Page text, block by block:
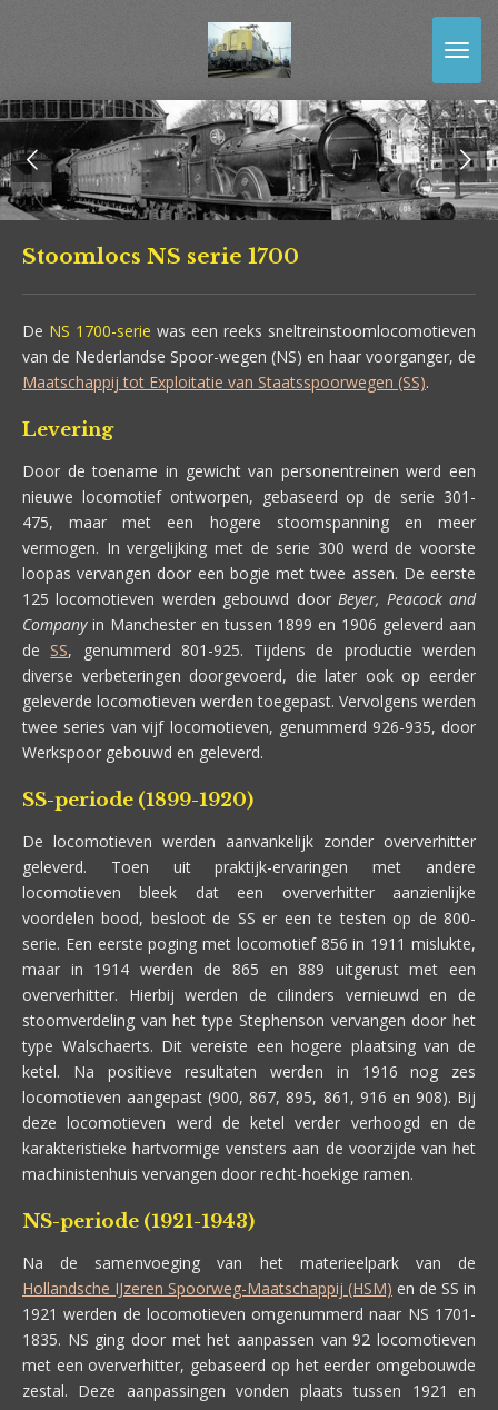
de
hoofdinhoud
Stoomlocs NS serie 1700
De NS 1700-serie was een reeks sneltreinstoomlocomotieven
van de Nederlandse Spoor-wegen (NS) en haar voorganger, de
Maatschappij tot Exploitatie van Staatsspoorwegen (SS).
Levering
Door de toename in gewicht van personentreinen werd een
nieuwe locomotief ontworpen, gebaseerd op de serie 301-
475, maar met een hogere stoomspanning en meer
vermogen. In vergelijking met de serie 300 werd de voorste
loopas vervangen door een bogie met twee assen. De eerste
125 locomotieven werden gebouwd doorBeyer, Peacock and
Companyin Manchester en tussen 1899 en 1906 geleverd aan
de SS, genummerd 801-925. Tijdens de productie werden
diverse verbeteringen doorgevoerd, die later ook op eerder
geleverde locomotieven werden toegepast. Vervolgens werden
twee series van vijf locomotieven, genummerd 926-935, door
Werkspoor gebouwd en geleverd.
SS-periode (1899-1920)
De locomotieven werden aanvankelijk zonder oververhitter
geleverd. Toen uit praktijk-ervaringen met andere
locomotieven bleek dat een oververhitter aanzienlijke
voordelen bood, besloot de SS er een te testen op de 800-
serie. Een eerste poging met locomotief 856 in 1911 mislukte,
maar in 1914 werden de 865 en 889 uitgerust met een
oververhitter. Hierbij werden de cilinders vernieuwd en de
stoomverdeling van het type Stephenson vervangen door het
type Walschaerts. Dit vereiste een hogere plaatsing van de
ketel. Na positieve resultaten werden in 1916 nog zes
locomotieven aangepast (900, 867, 895, 861, 916 en 908). Bij
deze locomotieven werd de ketel verder verhoogd en de
karakteristieke hartvormige vensters aan de voorzijde van het
machinistenhuis vervangen door recht-hoekige ramen.
NS-periode (1921-1943)
Na de samenvoeging van het materieelpark van de
Hollandsche IJzeren Spoorweg-Maatschappij (HSM) en de SS in
1921 werden de locomotieven omgenummerd naar NS 1701-
1835. NS ging door met het aanpassen van 92 locomotieven
met een oververhitter, gebaseerd op het eerder omgebouwde
zestal. Deze aanpassingen vonden plaats tussen 1921 en